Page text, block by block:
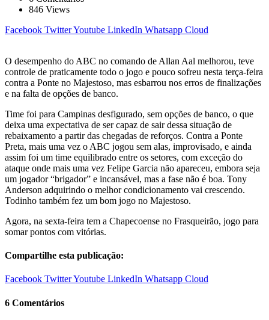
846 Views
Facebook TwitterYoutube LinkedIn Whatsapp Cloud
O desempenho do ABC no comando de Allan Aal melhorou, teve
controle de praticamente todo o jogo e pouco sofreu nesta terça-feira
contra a Ponte no Majestoso, mas esbarrou nos erros de finalizações
e na falta de opções de banco.
Time foi para Campinas desfigurado, sem opções de banco, o que
deixa uma expectativa de ser capaz de sair dessa situação de
rebaixamento a partir das chegadas de reforços. Contra a Ponte
Preta, mais uma vez o ABC jogou sem alas, improvisado, e ainda
assim foi um time equilibrado entre os setores, com exceção do
ataque onde mais uma vez Felipe Garcia não apareceu, embora seja
um jogador “brigador” e incansável, mas a fase não é boa. Tony
Anderson adquirindo o melhor condicionamento vai crescendo.
Todinho também fez um bom jogo no Majestoso.
Agora, na sexta-feira tem a Chapecoense no Frasqueirão, jogo para
somar pontos com vitórias.
Compartilhe esta publicação:
Facebook TwitterYoutube LinkedIn Whatsapp Cloud
6 Comentários